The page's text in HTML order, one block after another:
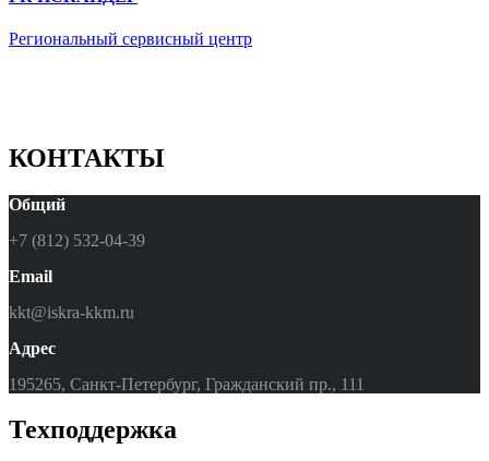
Региональный сервисный центр
КОНТАКТЫ
Общий
+7 (812) 532-04-39
Email
kkt@iskra-kkm.ru
Адрес
195265, Санкт-Петербург, Гражданский пр., 111
Техподдержка